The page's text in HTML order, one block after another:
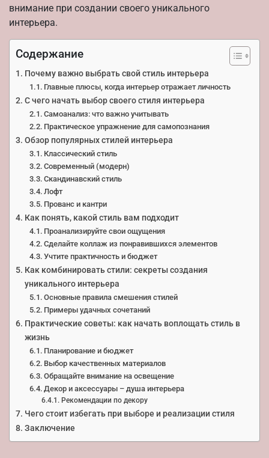
внимание при создании своего уникального
интерьера.
Содержание
Почему важно выбрать свой стиль интерьера
Главные плюсы, когда интерьер отражает личность
С чего начать выбор своего стиля интерьера
Самоанализ: что важно учитывать
Практическое упражнение для самопознания
Обзор популярных стилей интерьера
Классический стиль
Современный (модерн)
Скандинавский стиль
Лофт
Прованс и кантри
Как понять, какой стиль вам подходит
Проанализируйте свои ощущения
Сделайте коллаж из понравившихся элементов
Учтите практичность и бюджет
Как комбинировать стили: секреты создания
уникального интерьера
Основные правила смешения стилей
Примеры удачных сочетаний
Практические советы: как начать воплощать стиль в
жизнь
Планирование и бюджет
Выбор качественных материалов
Обращайте внимание на освещение
Декор и аксессуары – душа интерьера
Рекомендации по декору
Чего стоит избегать при выборе и реализации стиля
Заключение